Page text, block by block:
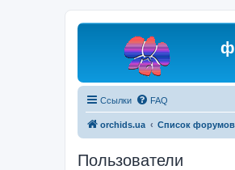
Ссылки FAQ
orchids.ua Список форумов
Пользователи